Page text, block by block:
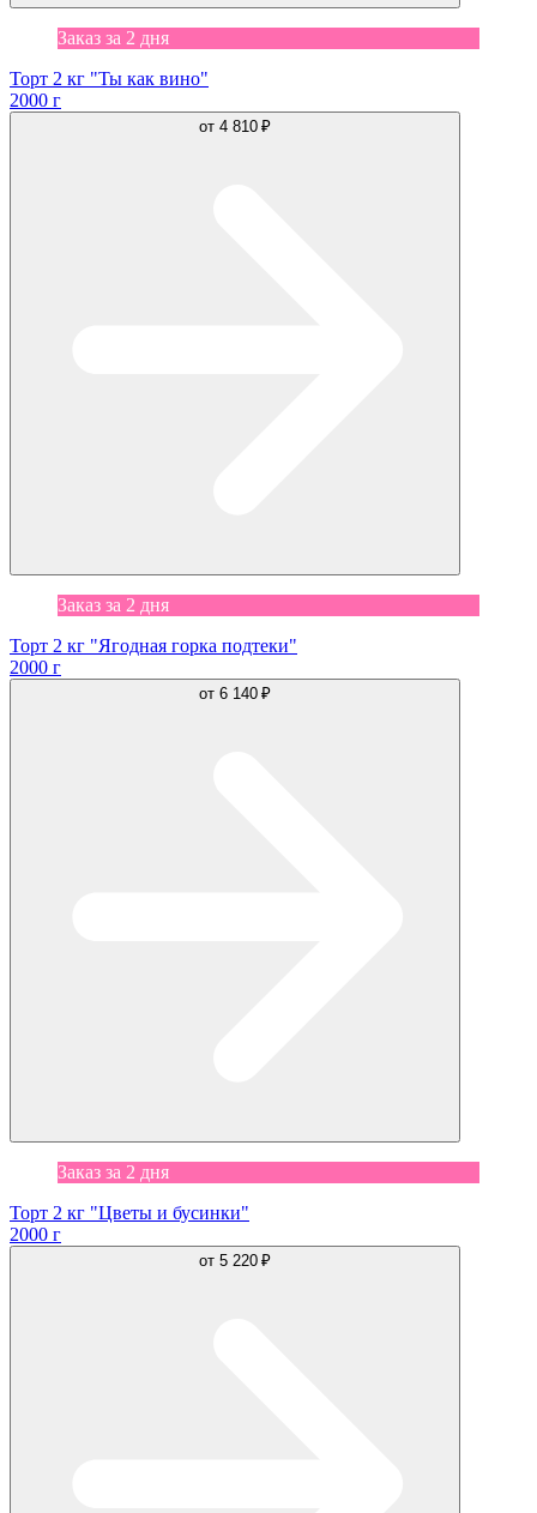
Заказ за 2 дня
Торт 2 кг "Ты как вино"
2000 г
от 4 810 ₽
Заказ за 2 дня
Торт 2 кг "Ягодная горка подтеки"
2000 г
от 6 140 ₽
Заказ за 2 дня
Торт 2 кг "Цветы и бусинки"
2000 г
от 5 220 ₽